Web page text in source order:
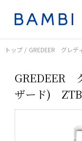
トップ GREDEER グレ
GREDEER
ザード)